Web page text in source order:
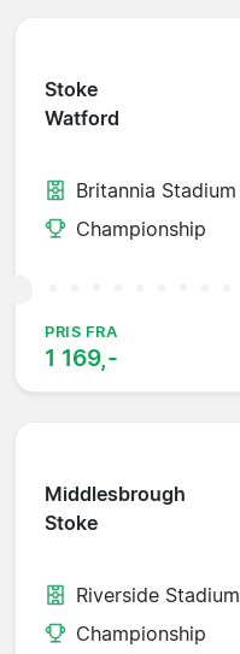
Stoke
Watford
Britannia Stadium
Championship
PRIS FRA
1 169,-
Middlesbrough
Stoke
Riverside Stadium
Championship